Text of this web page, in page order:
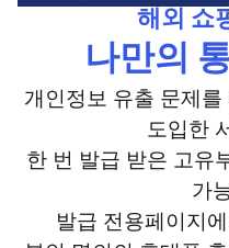
해외 쇼
나만의
개인정보 유출 문제
도입한
한 번 발급 받은 고유
가
발급 전용페이지